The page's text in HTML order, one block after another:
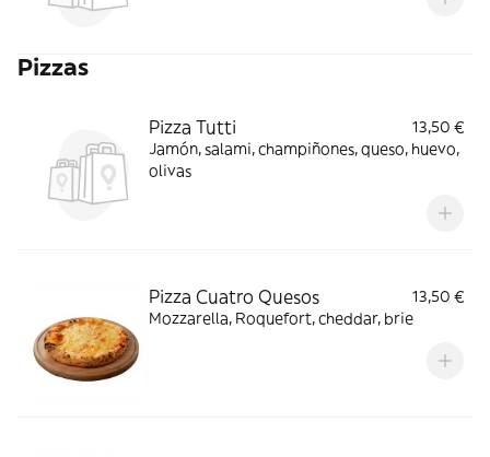
Pizzas
Pizza Tutti
13,50 €
Jamón, salami, champiñones, queso, huevo,
olivas
Pizza Cuatro Quesos
13,50 €
Mozzarella, Roquefort, cheddar, brie